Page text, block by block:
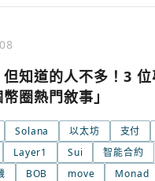
知道的人不多！3
圈熱門敘事」
Solana 以太坊 支付
Layer1 Sui
智能合約
BOB move
Monad
您已閒置5分鐘，請點擊關閉